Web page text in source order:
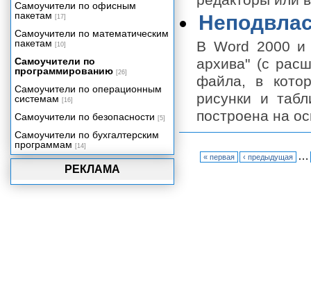
В Word 2000 и
архива" (с
файла, в
рисунки и
построена на
« первая ‹ предыдущая
…
РЕКЛАМА
Самоучители по офисным
пакетам [17]
Самоучители по математическим
пакетам [10]
Самоучители по
программированию [26]
Самоучители по операционным
системам [16]
Самоучители по безопасности [5]
Самоучители по бухгалтерским
программам [14]